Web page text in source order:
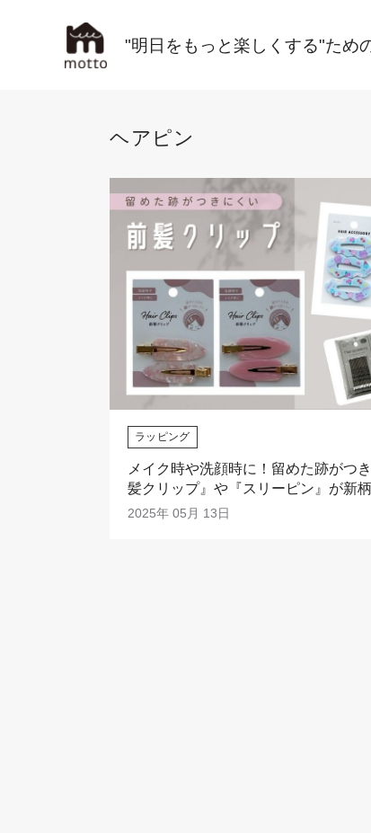
"明日をもっと楽しくする"ため
ヘアピン
ラッピング
メイク時や洗顔時に！留めた跡がつ
髪クリップ』や『スリーピン』が新
2025年 05月 13日